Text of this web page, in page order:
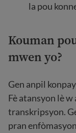
la pou
Kouman
mwen yo?
Gen anpil
Fè atansyon lè
transkripsyon.
pran